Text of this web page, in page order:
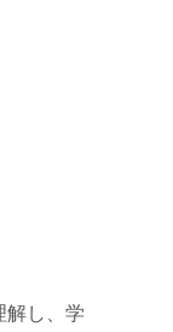
解し、学